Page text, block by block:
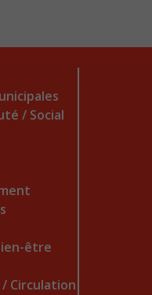
/ Social
être
Circulation